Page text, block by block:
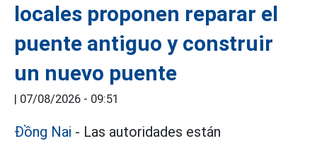
locales proponen reparar el
puente antiguo y construir
un nuevo puente
| 07/08/2026 - 09:51
Đồng Nai - Las autoridades están